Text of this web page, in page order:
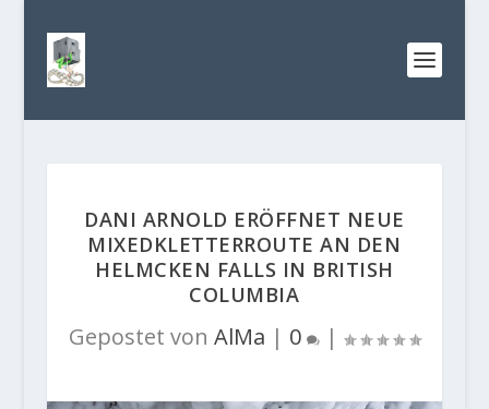
DANI ARNOLD ERÖFFNET NEUE
MIXEDKLETTERROUTE AN DEN
HELMCKEN FALLS IN BRITISH
COLUMBIA
Gepostet von AlMa | 0 |